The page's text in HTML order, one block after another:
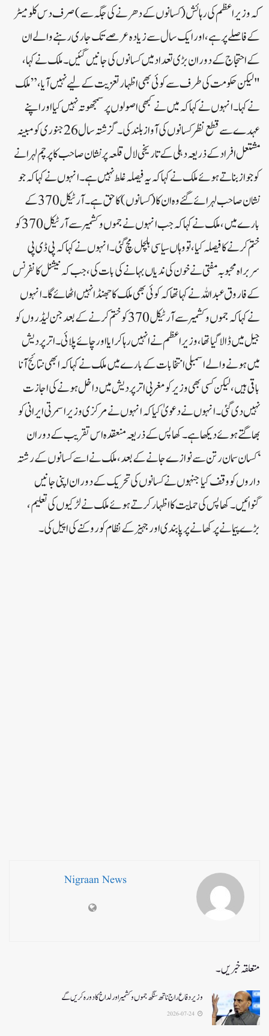
کہ وزیر اعظم کی رہائش (کسانوں کے دھرنے کی جگہ سے) صرف دس کلومیٹر
کے فاصلے پر ہے، اور ایک سال سے زیادہ عرصے تک جاری رہنے والے ان
کے احتجاج کے دوران بڑی تعداد میں کسانوں کی جانیں گئیں۔ ملک نے کہا،
"لیکن حکومت کی طرف سے کوئی بھی اظہار تعزیت کے لیے نہیں آیا،” ملک
نے کہا۔ انہوں نے کہا کہ میں نے کبھی اصولوں پر سمجھوتہ نہیں کیا اور اپنے
عہدے سے قطع نظر کسانوں کی آواز بلند کی۔ گزشتہ سال 26 جنوری کو مبینہ
مشتعل افراد کے ذریعہ دہلی کے تاریخی لال قلعہ پر نشان صاحب کا پرچم لہرانے
کو جواز بناتے ہوئے ملک نے کہا کہ یہ فیصلہ غلط نہیں ہے۔ انہوں نے کہا کہ جو
نشان صاحب لہرائے گئے وہ ان کا (کسانوں) کا حق ہے۔ آرٹیکل 370 کے
بارے میں، ملک نے کہا کہ جب انہوں نے جموں و کشمیر سے آرٹیکل 370 کو
ختم کرنے کا فیصلہ کیا، تو وہاں سیاسی ہلچل مچ گئی۔ انہوں نے کہا کہ پی ڈی پی
سربراہ محبوبہ مفتی نے خون کی ندیاں بہانے کی بات کی، جب کہ نیشنل کانفرنس
کے فاروق عبداللہ نے کہا تھا کہ کوئی بھی ملک کا جھنڈا نہیں اٹھائے گا۔ انہوں
نے کہا کہ جموں و کشمیر سے آرٹیکل 370 کو ختم کرنے کے بعد جن لیڈروں کو
جیل میں ڈالا گیا تھا، وزیر اعظم نے انہیں رہا کرایا اور چائے پلائی۔ اتر پردیش
میں ہونے والے اسمبلی انتخابات کے بارے میں ملک نے کہا کہ ابھی نتائج آنا
باقی ہیں، لیکن کسی بھی وزیر کو مغربی اتر پردیش میں داخل ہونے کی اجازت
نہیں دی گئی۔ انہوں نے دعویٰ کیا کہ انہوں نے مرکزی وزیر اسمرتی ایرانی کو
بھاگتے ہوئے دیکھا ہے۔ کھاپس کے ذریعہ منعقدہ اس تقریب کے دوران
‘کسان سمان رتن سے نوازے جانے کے بعد، ملک نے اسے کسانوں کے رشتہ
داروں کو وقف کیا جنہوں نے کسانوں کی تحریک کے دوران اپنی جانیں
گنوائیں۔ کھاپس کی حمایت کا اظہار کرتے ہوئے ملک نے لڑکیوں کی تعلیم،
بڑے پیمانے پر کھانے پر پابندی اور جہیز کے نظام کو روکنے کی اپیل کی۔
Nigraan News
متعلقہ خبریں۔
وزیر دفاع راج ناتھ سنگھ جموں و کشمیر اور لداخ کا دورہ کریں گے